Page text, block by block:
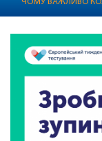
ЧОМУ ВАЖЛИВО